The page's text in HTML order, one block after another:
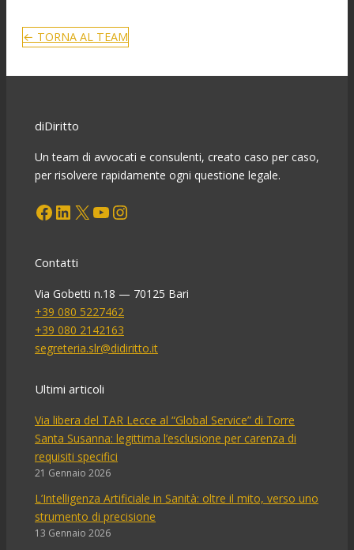
← TORNA AL TEAM
diDiritto
Un team di avvocati e consulenti, creato caso per caso,
per risolvere rapidamente ogni questione legale.
Facebook LinkedIn X YouTube Instagram
Contatti
Via Gobetti n.18 — 70125 Bari
+39 080 5227462
+39 080 2142163
segreteria.slr@didiritto.it
Ultimi articoli
Via libera del TAR Lecce al “Global Service” di Torre
Santa Susanna: legittima l’esclusione per carenza di
requisiti specifici
21 Gennaio 2026
L’Intelligenza Artificiale in Sanità: oltre il mito, verso uno
strumento di precisione
13 Gennaio 2026